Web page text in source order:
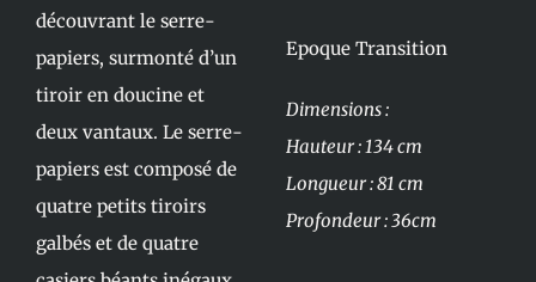
découvrant le serre-
papiers, surmonté d’un
tiroir en doucine et
deux vantaux. Le serre-
papiers est composé de
quatre petits tiroirs
galbés et de quatre
Epoque Transition
Dimensions :
Hauteur : 134 cm
Longueur : 81 cm
Profondeur : 36cm